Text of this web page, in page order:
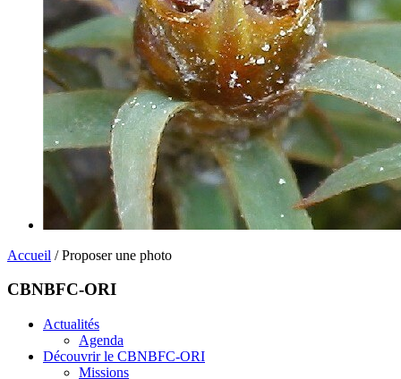
Accueil / Proposer une photo
CBNBFC-ORI
Actualités
Agenda
Découvrir le CBNBFC-ORI
Missions